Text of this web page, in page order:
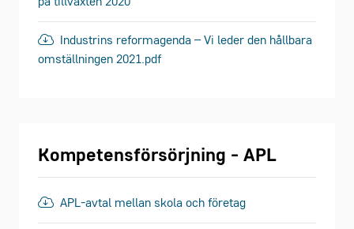
Industrins reformagenda – Vi leder den hållbara
omställningen 2021.pdf
Kompetensförsörjning - APL
APL-avtal mellan skola och företag